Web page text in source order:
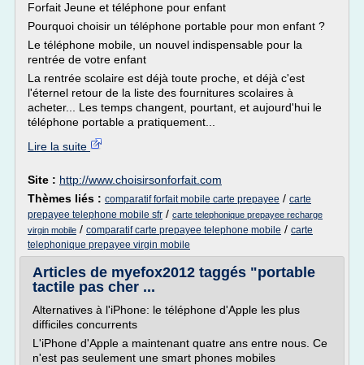
Forfait Jeune et téléphone pour enfant
Pourquoi choisir un téléphone portable pour mon enfant ?
Le téléphone mobile, un nouvel indispensable pour la
rentrée de votre enfant
La rentrée scolaire est déjà toute proche, et déjà c'est
l'éternel retour de la liste des fournitures scolaires à
acheter... Les temps changent, pourtant, et aujourd'hui le
téléphone portable a pratiquement...
Lire la suite
Site : http://www.choisirsonforfait.com
Thèmes liés : comparatif forfait mobile carte prepayee / carte
prepayee telephone mobile sfr / carte telephonique prepayee recharge
virgin mobile / comparatif carte prepayee telephone mobile / carte
telephonique prepayee virgin mobile
Articles de myefox2012 taggés "portable
tactile pas cher ...
Alternatives à l'iPhone: le téléphone d'Apple les plus
difficiles concurrents
L'iPhone d'Apple a maintenant quatre ans entre nous. Ce
n'est pas seulement une smart phones mobiles